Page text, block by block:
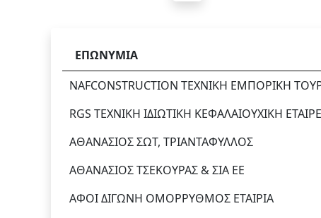
ΕΠΩΝΥΜΙΑ
NAFCONSTRUCTION ΤΕΧΝΙΚΗ ΕΜΠΟΡΙΚΗ
RGS ΤΕΧΝΙΚΗ ΙΔΙΩΤΙΚΗ ΚΕΦΑΛΑΙΟΥΧΙΚΗ
ΑΘΑΝΑΣΙΟΣ ΣΩΤ, ΤΡΙΑΝΤΑΦΥΛΛΟΣ
ΑΘΑΝΑΣΙΟΣ ΤΣΕΚΟΥΡΑΣ & ΣΙΑ ΕΕ
ΑΦΟΙ ΔΙΓΩΝΗ ΟΜΟΡΡΥΘΜΟΣ ΕΤΑΙΡΙΑ